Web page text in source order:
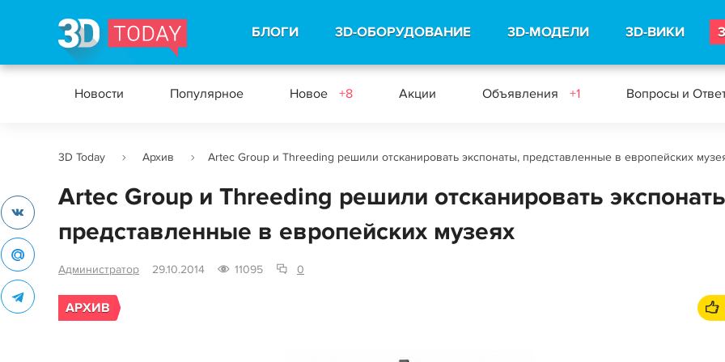
БЛОГИ 3D-ОБОРУДОВАНИЕ 3D-МОДЕЛИ 3D-ВИКИ
Новости Популярное Новое +8 Акции Объявления +1 Вопросы и
3D Today Архив Artec Group и Threeding решили отсканировать экспонаты, представленные в европейских
Artec Group и Threeding решили отсканировать
представленные в европейских музеях
Администратор 29.10.2014 11095 0
АРХИВ